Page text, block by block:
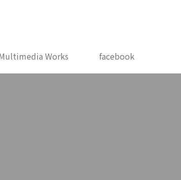
Works facebook